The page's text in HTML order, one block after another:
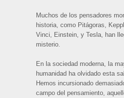
Muchos de los pensadores
historia, como Pitágoras,
Vinci, Einstein, y Tesla, han
misterio.
En la sociedad moderna, la
humanidad ha olvidado esta
Hemos incursionado
campo del pensamiento,